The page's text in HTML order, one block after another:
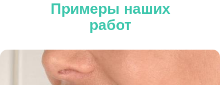
Примеры наших
работ